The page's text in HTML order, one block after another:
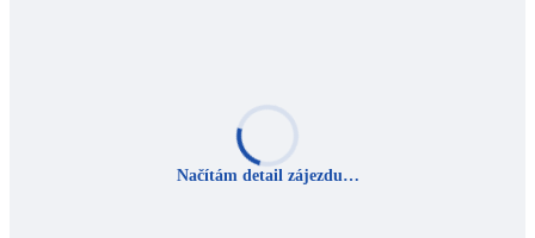
Načítám detail zájezdu…